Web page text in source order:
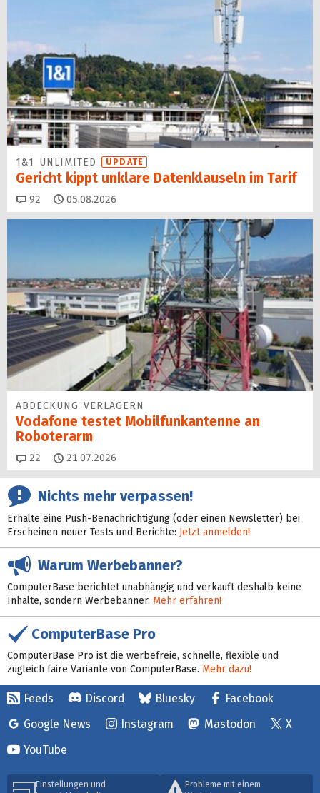
1&1 UNLIMITED UPDATE
Gericht kippt unklare Datenklauseln im Tarif
92 Kommentare
05.08.2026
ABDECKUNG VERLAGERN
Vodafone testet Mobilfunk­antenne an
Roboterarm
22 Kommentare
21.07.2026
Nichts mehr verpassen!
Erhalte eine Push-Benachrichtigung (oder einen Newsletter) bei
Erscheinen neuer Tests und Berichte: Jetzt anmelden!
Warum Werbebanner?
ComputerBase berichtet unabhängig und verkauft deshalb keine
Inhalte, sondern Werbebanner. Mehr erfahren!
ComputerBase Pro
ComputerBase Pro ist die werbefreie, schnelle, flexible und
zugleich faire Variante von ComputerBase. Mehr dazu!
Feeds Discord Bluesky
Facebook
Google News
Instagram Mastodon
X
YouTube
Einstellungen und
Probleme mit einem